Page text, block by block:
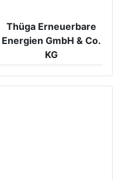
Thüga Erneuerbare
Energien GmbH & Co.
KG